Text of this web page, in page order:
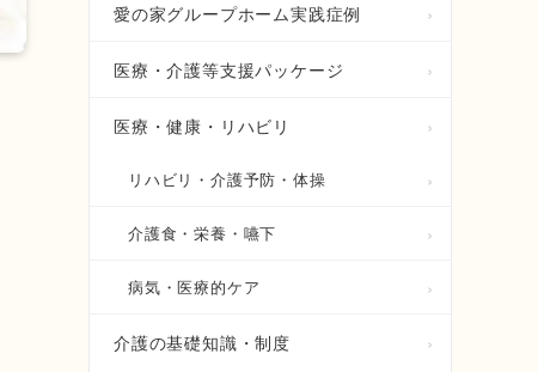
愛の家グループホーム実践症例
医療・介護等支援パッケージ
医療・健康・リハビリ
リハビリ・介護予防・体操
介護食・栄養・嚥下
病気・医療的ケア
介護の基礎知識・制度